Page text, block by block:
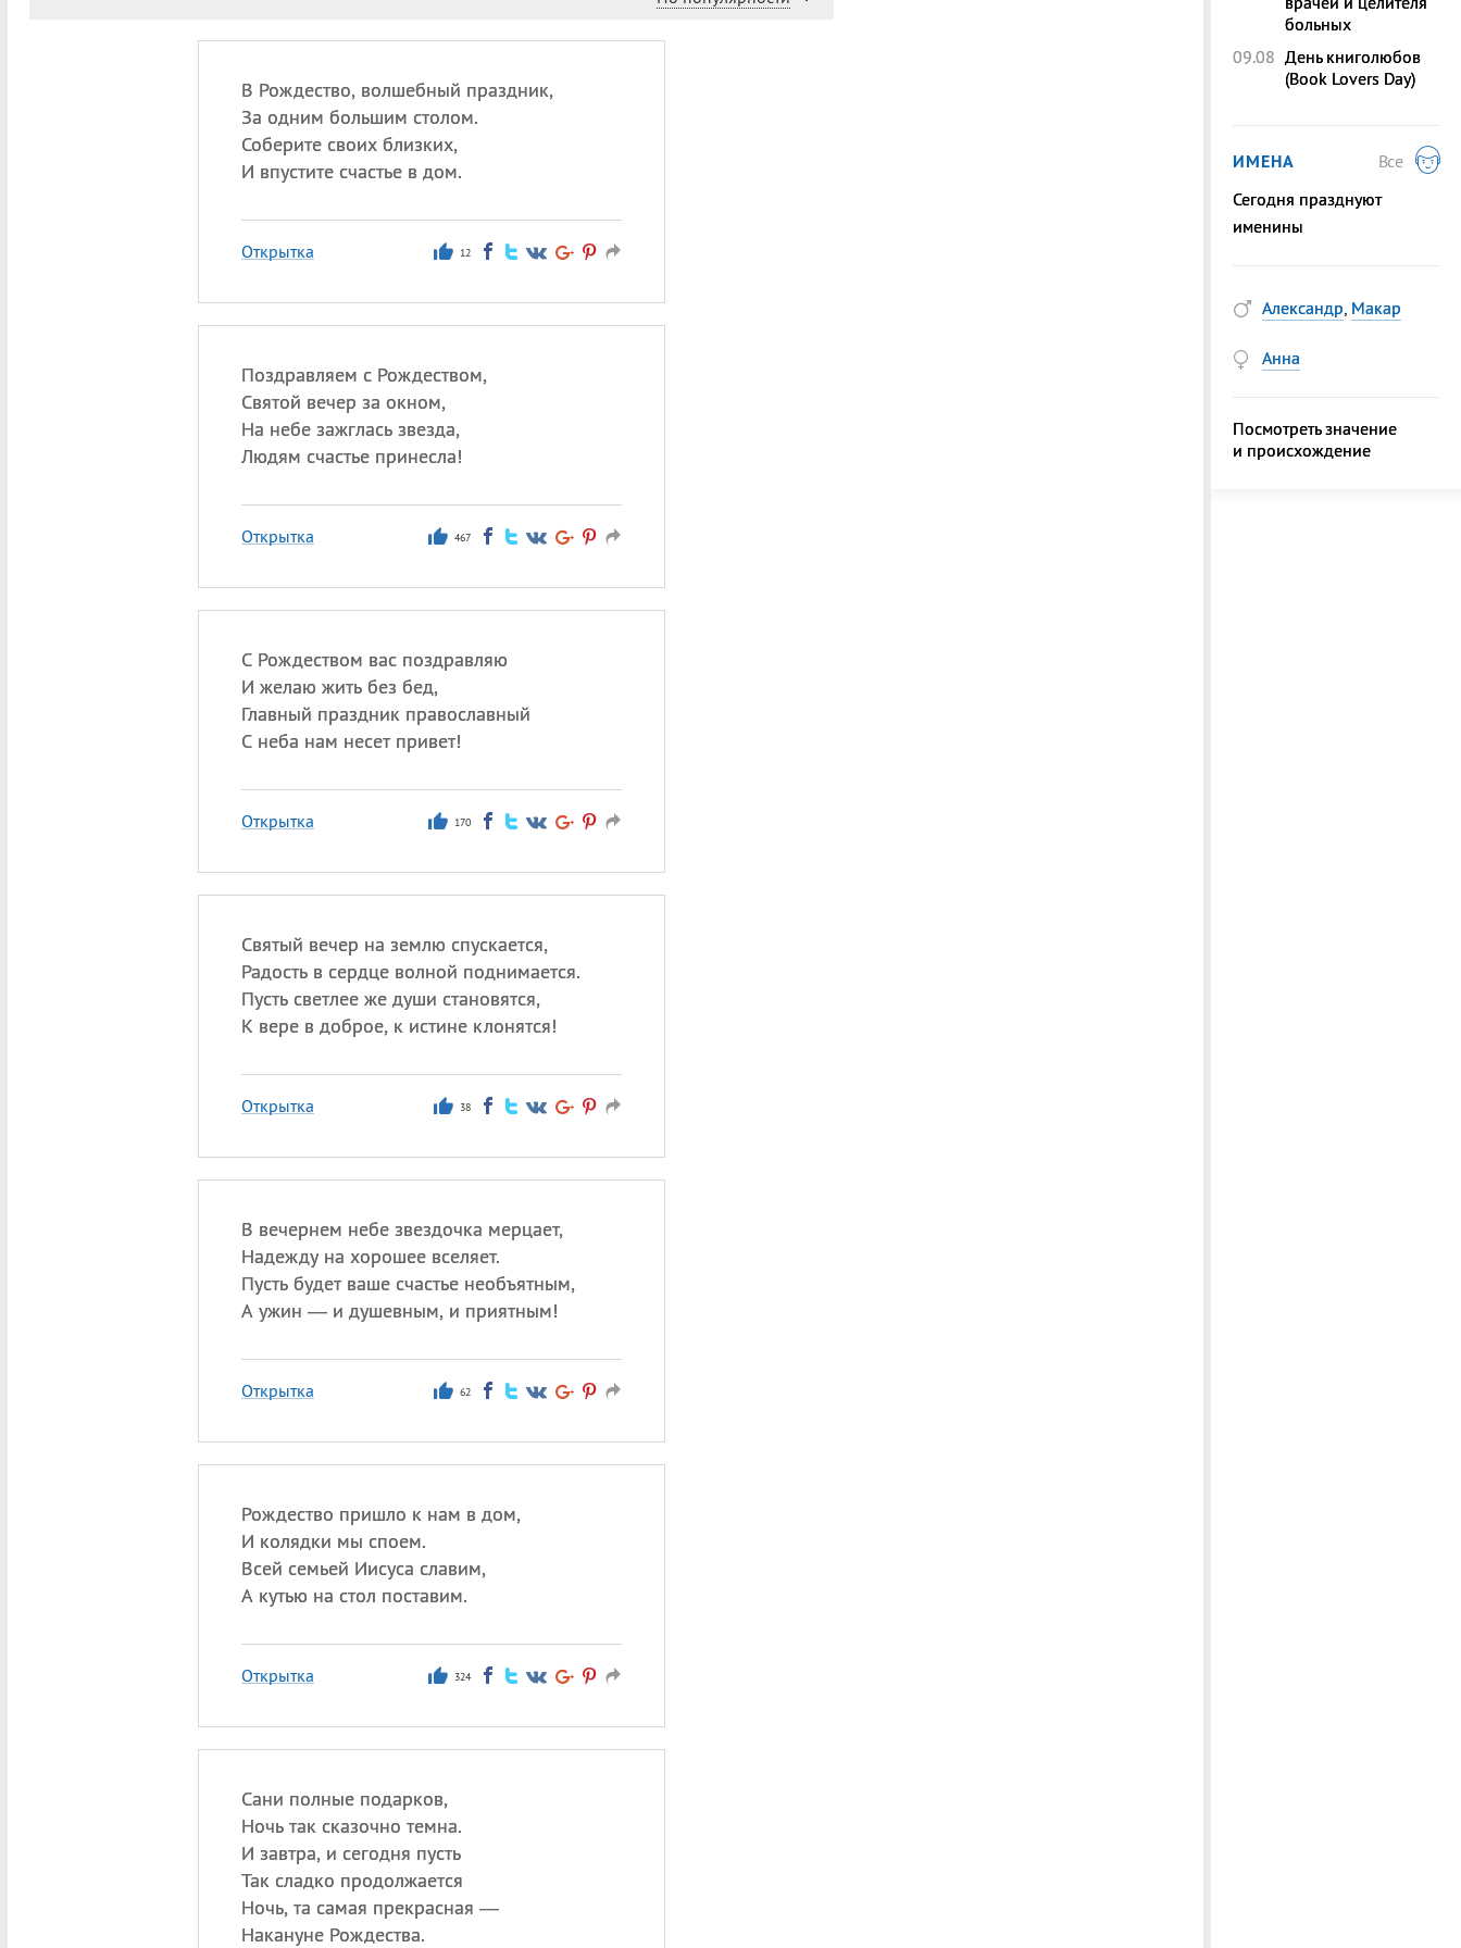
В Рождество, волшебный праздник,
За одним большим столом.
Соберите своих близких,
И впустите счастье в дом.
Открытка 12
Поздравляем с Рождеством,
Святой вечер за окном,
На небе зажглась звезда,
Людям счастье принесла!
Открытка 467
С Рождеством вас поздравляю
И желаю жить без бед,
Главный праздник православный
С неба нам несет привет!
Открытка 170
Святый вечер на землю спускается,
Радость в сердце волной поднимается.
Пусть светлее же души становятся,
К вере в доброе, к истине клонятся!
Открытка 38
В вечернем небе звездочка мерцает,
Надежду на хорошее вселяет.
Пусть будет ваше счастье необъятным,
А ужин — и душевным, и приятным!
Открытка 62
Рождество пришло к нам в дом,
И колядки мы споем.
Всей семьей Иисуса славим,
А кутью на стол поставим.
Открытка 324
Сани полные подарков,
Ночь так сказочно темна.
И завтра, и сегодня пусть
Так сладко продолжается
Ночь, та самая прекрасная —
Накануне Рождества.
больных
09.08 День книголюбов
(Book Lovers Day)
ИМЕНА
Все
Сегодня празднуют
именины
Александр, Макар
Анна
Посмотреть значение
и происхождение